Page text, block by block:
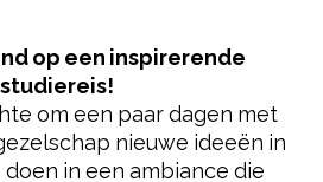
op een inspirerende
studiereis!
om een paar dagen met
nieuwe ideeën in
in een ambiance die